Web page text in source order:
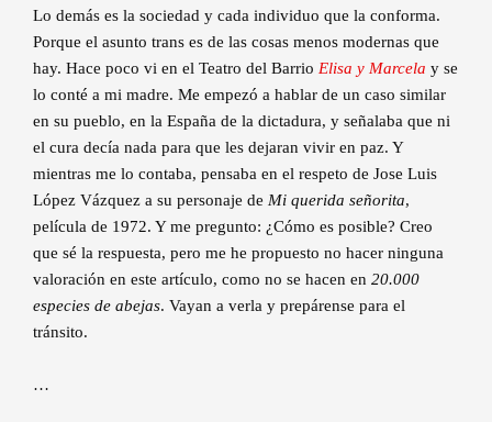
Lo demás es la sociedad y cada individuo que la conforma.
Porque el asunto trans es de las cosas menos modernas que
hay. Hace poco vi en el Teatro del Barrio Elisa y Marcela y se
lo conté a mi madre. Me empezó a hablar de un caso similar
en su pueblo, en la España de la dictadura, y señalaba que ni
el cura decía nada para que les dejaran vivir en paz. Y
mientras me lo contaba, pensaba en el respeto de Jose Luis
López Vázquez a su personaje de Mi querida señorita,
película de 1972. Y me pregunto: ¿Cómo es posible? Creo
que sé la respuesta, pero me he propuesto no hacer ninguna
valoración en este artículo, como no se hacen en 20.000
especies de abejas. Vayan a verla y prepárense para el
tránsito.
…